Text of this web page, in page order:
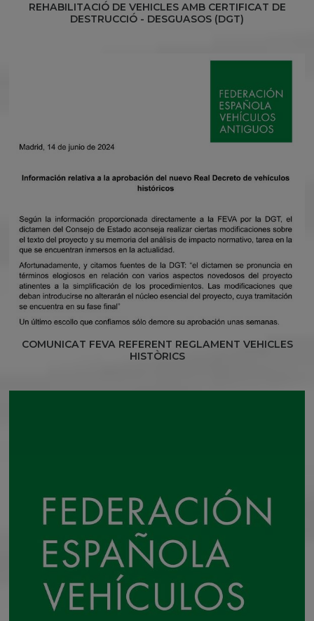
REHABILITACIÓ DE VEHICLES AMB CERTIFICAT DE
DESTRUCCIÓ - DESGUASOS (DGT)
COMUNICAT FEVA REFERENT REGLAMENT VEHICLES
HISTÒRICS